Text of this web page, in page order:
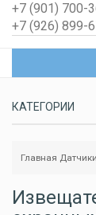
+7 (901) 700-
+7 (926) 899-
КАТЕГОРИИ
Главная